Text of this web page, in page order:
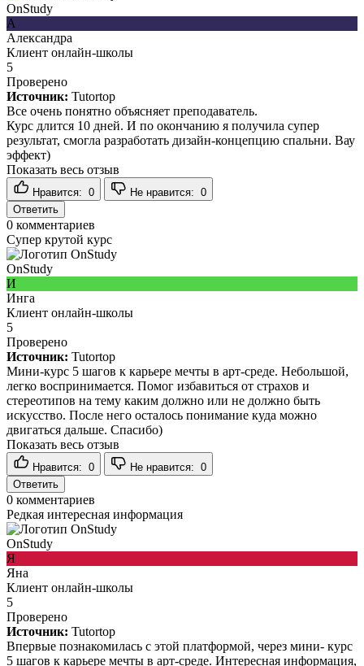
OnStudy
А
Александра
Клиент онлайн-школы
5
Проверено
Источник: Tutortop
Все очень понятно объясняет преподаватель.
Курс длится 10 дней. И по окончанию я получила супер
результат, смогла разработать дизайн-концепцию спальни. Вау
эффект)
Показать весь отзыв
Нравится: 0 Не нравится: 0
Ответить
0 комментариев
Супер крутой курс
OnStudy
И
Инга
Клиент онлайн-школы
5
Проверено
Источник: Tutortop
Мини-курс 5 шагов к карьере мечты в арт-среде. Небольшой,
легко воспринимается. Помог избавиться от страхов и
стереотипов на тему каким должно или не должно быть
искусство. После него осталось понимание куда можно
двигаться дальше. Спасибо)
Показать весь отзыв
Нравится: 0 Не нравится: 0
Ответить
0 комментариев
Редкая интересная информация
OnStudy
Я
Яна
Клиент онлайн-школы
5
Проверено
Источник: Tutortop
Впервые познакомилась с этой платформой, через мини- курс
5 шагов к карьере мечты в арт-среде. Интересная информация,